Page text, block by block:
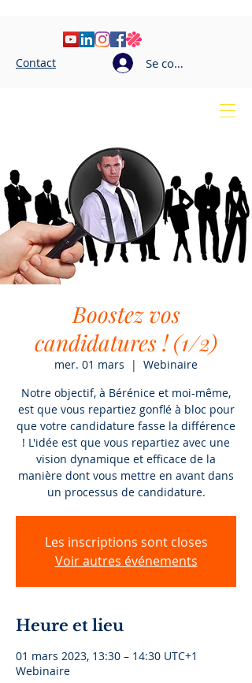
Contact Se connecter
Boostez vos
candidatures ! (1/2)
mer. 01 mars
  |
Webinaire
Notre objectif, à Bérénice et moi-même,
est que vous repartiez gonflé à bloc pour
que votre candidature fasse la différence
! L'idée est que vous repartiez avec une
vision dynamique et efficace de la
manière dont vous mettre en avant dans
un processus de candidature.
Les inscriptions sont closes
Voir autres événements
Heure et lieu
01 mars 2023, 13:30 – 14:30 UTC+1
Webinaire